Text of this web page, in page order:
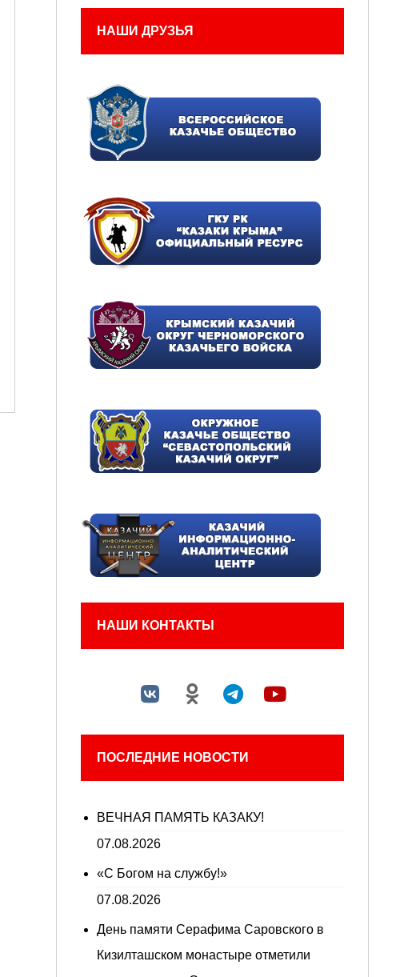
НАШИ ДРУЗЬЯ
НАШИ КОНТАКТЫ
ПОСЛЕДНИЕ НОВОСТИ
ВЕЧНАЯ ПАМЯТЬ КАЗАКУ!
07.08.2026
«С Богом на службу!»
07.08.2026
День памяти Серафима Саровского в
Кизилташском монастыре отметили